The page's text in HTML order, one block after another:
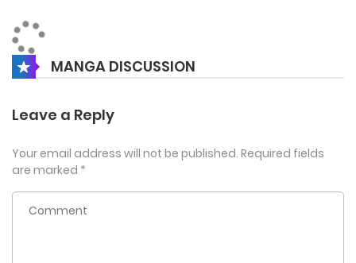
MANGA DISCUSSION
Leave a Reply
Your email address will not be published. Required fields
are marked *